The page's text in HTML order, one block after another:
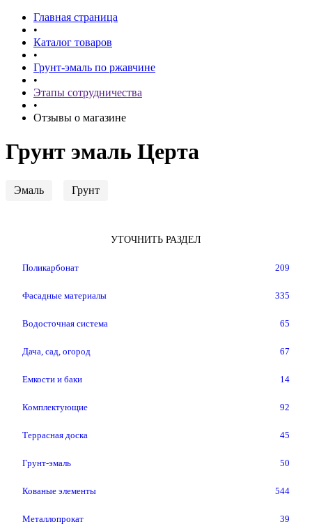
Главная страница
•
Каталог товаров
•
Грунт-эмаль по ржавчине
•
Этапы сотрудничества
•
Отзывы о магазине
Грунт эмаль Церта
Эмаль Грунт
УТОЧНИТЬ РАЗДЕЛ
Поликарбонат 209
Фасадные материалы 335
Водосточная система 65
Дача, сад, огород 67
Емкости и баки 14
Комплектующие 92
Террасная доска 45
Грунт-эмаль 50
Кованые элементы 544
Металлопрокат 39